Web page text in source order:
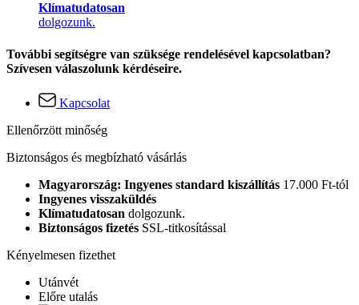
Klímatudatosan
dolgozunk.
További segítségre van szüksége rendelésével kapcsolatban?
Szívesen válaszolunk kérdéseire.
Kapcsolat
Ellenőrzött minőség
Biztonságos és megbízható vásárlás
Magyarország: Ingyenes standard kiszállítás 17.000 Ft-tól
Ingyenes visszaküldés
Klímatudatosan dolgozunk.
Biztonságos fizetés SSL-titkosítással
Kényelmesen fizethet
Utánvét
Előre utalás